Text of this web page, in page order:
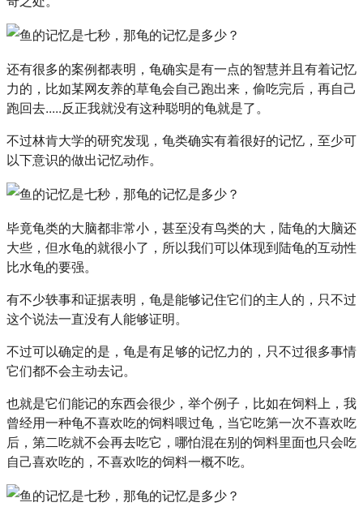
还有很多的案例都表明，龟确实是有一点的智慧并且有着记忆
力的，比如某网友养的草龟会自己跑出来，偷吃完后，再自己
跑回去.....反正我就没有这种聪明的龟就是了。
不过林肯大学的研究发现，龟类确实有着很好的记忆，至少可
以下意识的做出记忆动作。
毕竟龟类的大脑都非常小，甚至没有鸟类的大，陆龟的大脑还
大些，但水龟的就很小了，所以我们可以体现到陆龟的互动性
比水龟的要强。
有不少轶事和证据表明，龟是能够记住它们的主人的，只不过
这个说法一直没有人能够证明。
不过可以确定的是，龟是有足够的记忆力的，只不过很多事情
它们都不会主动去记。
也就是它们能记的东西会很少，举个例子，比如在饲料上，我
曾经用一种龟不喜欢吃的饲料喂过龟，当它吃第一次不喜欢吃
后，第二吃就不会再去吃它，哪怕混在别的饲料里面也只会吃
自己喜欢吃的，不喜欢吃的饲料一概不吃。